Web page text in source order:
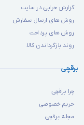
گزارش خرابی در سایت
روش های ارسال سفارش
روش های پرداخت
روند بازگرداندن کالا
برقچی
چرا برقچی
حریم خصوصی
مجله برقچی